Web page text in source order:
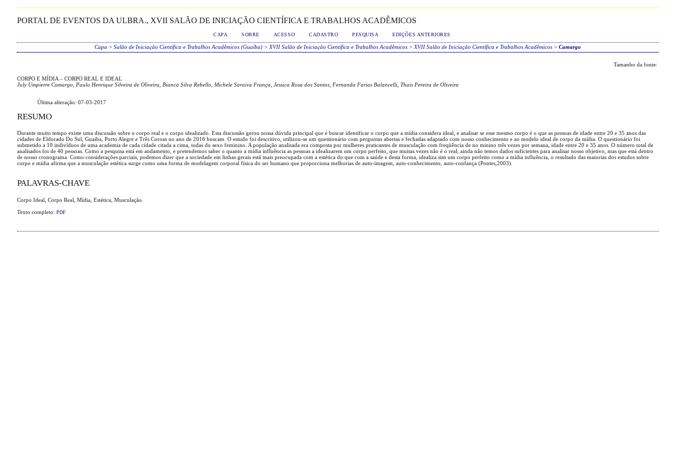
PORTAL DE EVENTOS DA ULBRA., XVII SALÃO DE INICIAÇÃO CIENTÍFICA E TRABALHOS ACADÊMICOS
CAPA SOBRE ACESSO CADASTRO PESQUISA EDIÇÕES ANTERIORES
Capa >Salão de Iniciação Científica e Trabalhos Acadêmicos (Guaíba) > XVII Salão de Iniciação Científica e Trabalhos Acadêmicos > XVII Salão de Iniciação Científica e Trabalhos Acadêmicos >Camargo
Tamanho da fonte:
CORPO E MÍDIA – CORPO REAL E IDEAL
July Umpierre Camargo, Paulo Henrique Silveira de Oliveira, Bianca Silva Rebello, Michele Saraiva França, Jessica Rosa dos Santos, Fernanda Farias Balancelli, Thais Pereira de Oliveira
Última alteração: 07-03-2017
RESUMO
Durante muito tempo existe uma discussão sobre o corpo real e o corpo idealizado. Esta discussão gerou nossa dúvida principal que é buscar identificar o corpo que a mídia considera ideal, e analisar se esse mesmo corpo é o que as pessoas de idade entre 20 e 35 anos das
cidades de Eldorado Do Sul, Guaiba, Porto Alegre e Três Coroas no ano de 2016 buscam. O estudo foi descritivo, utilizou-se um questionário com perguntas abertas e fechadas adaptado com nosso conhecimento e ao modelo ideal de corpo da mídia. O questionário foi
submetido a 10 indivíduos de uma academia de cada cidade citada a cima, todas do sexo feminino. A população analisada era composta por mulheres praticantes de musculação com freqüência de no minino três vezes por semana, idade entre 20 e 35 anos. O número total de
analisados foi de 40 pessoas. Como a pesquisa está em andamento, e pretendemos saber o quanto a mídia influência as pessoas a idealizarem um corpo perfeito, que muitas vezes não é o real, ainda não temos dados suficientes para analisar nosso objetivo, mas que está dentro
de nosso cronograma. Como considerações parciais, podemos dizer que a sociedade em linhas gerais está mais preocupada com a estética do que com a saúde e desta forma, idealiza sim um corpo perfeito como a mídia influência, o resultado das maiorias dos estudos sobre
corpo e mídia afirma que a musculação estética surge como uma forma de modelagem corporal física do ser humano que proporciona melhorias de auto-imagem, auto-conhecimento, auto-confança (Pontes,2003).
PALAVRAS-CHAVE
Corpo Ideal, Corpo Real, Mídia, Estética, Musculação.
Texto completo: PDF